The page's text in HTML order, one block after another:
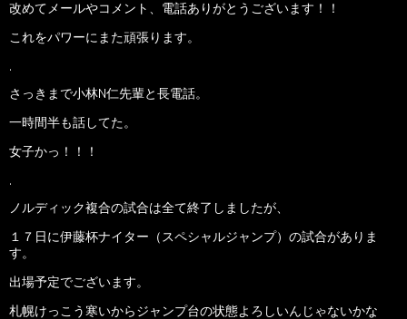
改めてメールやコメント、電話ありがとうございます！！
これをパワーにまた頑張ります。
.
さっきまで小林N仁先輩と長電話。
一時間半も話してた。
女子かっ！！！
.
ノルディック複合の試合は全て終了しましたが、
１７日に伊藤杯ナイター（スペシャルジャンプ）の試合がありま
す。
出場予定でございます。
札幌けっこう寒いからジャンプ台の状態よろしいんじゃないかな